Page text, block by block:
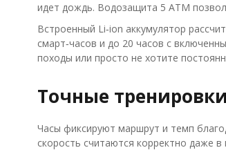
идет дождь. Водозащита 5 ATM
Встроенный Li‑ion аккумулятор
смарт‑часов и до 20 часов с
походы или просто не хотите
Точные
Часы фиксируют маршрут и темп
скорость считаются корректно даже